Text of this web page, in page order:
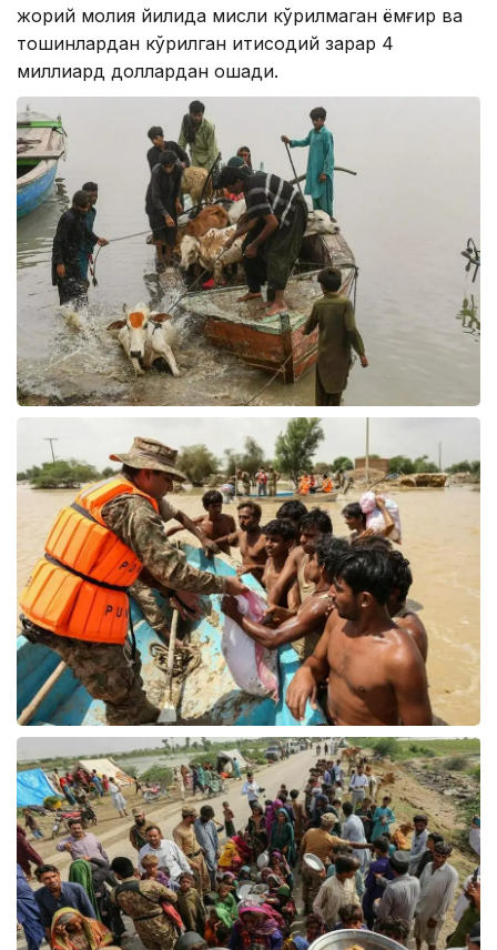
жорий молия йилида мисли кўрилмаган ёмғир ва
тошқинлардан кўрилган иқтисодий зарар 4
миллиард доллардан ошади.